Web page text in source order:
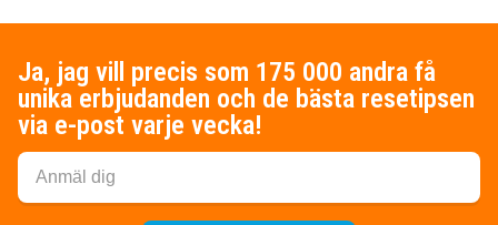
Ja, jag vill precis som 175 000 andra få
unika erbjudanden och de bästa resetipsen
via e-post varje vecka!